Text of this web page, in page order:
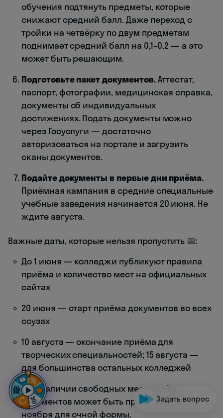
обучения подтянуть предметы, которые
снижают средний балл. Даже переход с
тройки на четвёрку по двум предметам
поднимает средний балл на 0,1–0,2 — а это
может быть решающим.
Подготовьте пакет документов.Аттестат,
паспорт, фотографии, медицинская справка,
документы об индивидуальных
достижениях. Подать документы можно
через Госуслуги — достаточно
авторизоваться на портале и загрузить
сканы документов.
Подайте документы в первые дни приёма.
Приёмная кампания в средние специальные
учебные заведения начинается 20 июня. Не
ждите августа.
Важные даты, которые нельзя пропустить 📅:
До 1 июня — колледжи публикуют правила
приёма и количество мест на официальных
сайтах
20 июня — старт приёма документов во всех
ссузах
10 августа — окончание приёма для
творческих специальностей; 15 августа —
для большинства остальных колледжей
При наличии свободных мест приём
документов может быть продлён до 25
ноября для очной формы.
Задать вопрос